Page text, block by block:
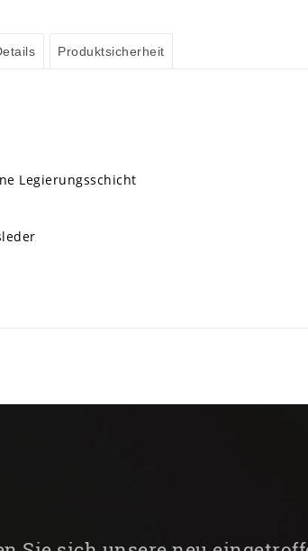
Produktsicherheit
Legierungsschicht